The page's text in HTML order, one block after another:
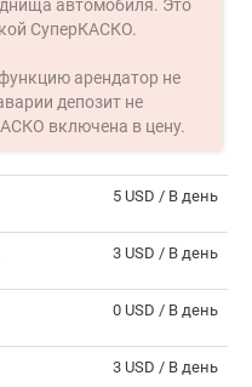
автомобиля. Это
СуперКАСКО.
арендатор не
депозит не
включена в цену.
5 USD / В день
3 USD / В день
0 USD / В день
3 USD / В день